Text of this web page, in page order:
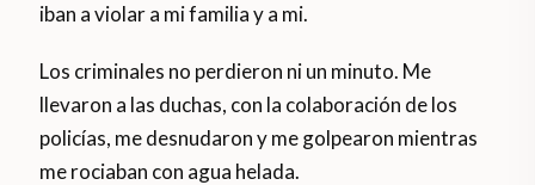
iban a violar a mi familia y a mi.
Los criminales no perdieron ni un minuto. Me
llevaron a las duchas, con la colaboración de los
policías, me desnudaron y me golpearon mientras
me rociaban con agua helada.